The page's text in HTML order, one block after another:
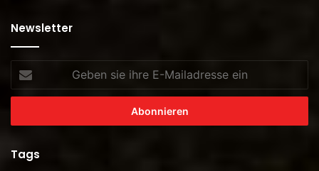
Newsletter
sie
ihre
Mailadresse
Tags